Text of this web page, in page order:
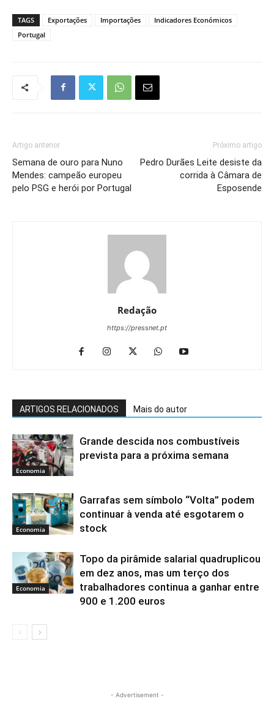
TAGS Exportações Importações
Indicadores Económicos
Portugal
Artigo anterior
Semana de ouro para Nuno
Mendes: campeão europeu
pelo PSG e herói por Portugal
Próximo artigo
Pedro Durães Leite desiste da
corrida à Câmara de
Esposende
Redação
https://pressnet.pt
ARTIGOS RELACIONADOS Mais do autor
Economia
Grande descida nos combustíveis
prevista para a próxima semana
Economia
Garrafas sem símbolo “Volta” podem
continuar à venda até esgotarem o
stock
Economia
Topo da pirâmide salarial quadruplicou
em dez anos, mas um terço dos
trabalhadores continua a ganhar entre
900 e 1.200 euros
- Advertisement -